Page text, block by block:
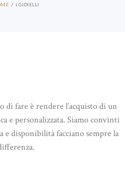
I GIOIELLI
di fare è rendere l’acquisto di un
e personalizzata. Siamo convinti
e disponibilità facciano sempre la